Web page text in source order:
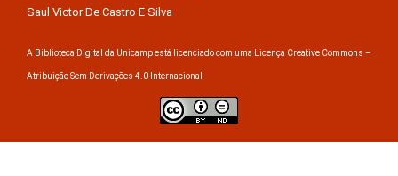
Saul Victor De Castro E Silva
A Biblioteca Digital da Unicamp está licenciado com uma Licença Creative Commons –
Atribuição Sem Derivações 4.0 Internacional